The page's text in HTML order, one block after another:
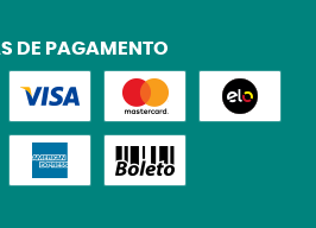
DE PAGAMENTO